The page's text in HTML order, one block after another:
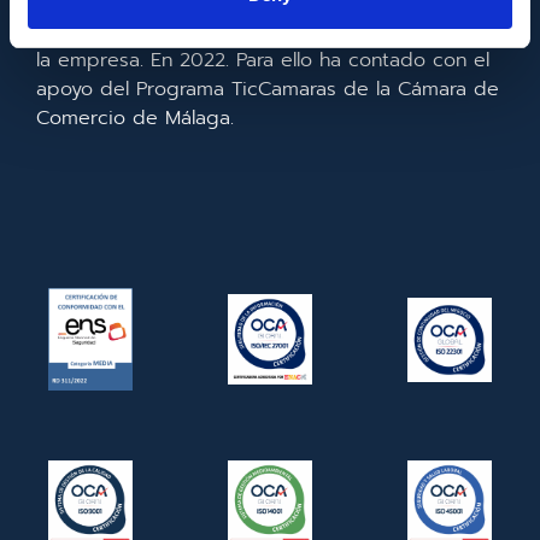
mejora de la competitividad y productividad de
la empresa. En 2022. Para ello ha contado con el
apoyo del Programa TicCamaras de la Cámara de
Comercio de Málaga.